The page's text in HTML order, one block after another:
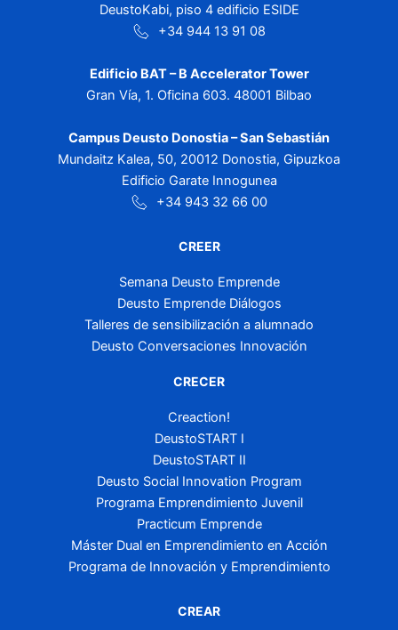
DeustoKabi, piso 4 edificio ESIDE
+34 944 13 91 08
Edificio BAT – B Accelerator Tower
Gran Vía, 1. Oficina 603. 48001 Bilbao
Campus Deusto Donostia – San Sebastián
Mundaitz Kalea, 50, 20012 Donostia, Gipuzkoa
Edificio Garate Innogunea
+34 943 32 66 00
CREER
Semana Deusto Emprende
Deusto Emprende Diálogos
Talleres de sensibilización a alumnado
Deusto Conversaciones Innovación
CRECER
Creaction!
DeustoSTART I
DeustoSTART II
Deusto Social Innovation Program
Programa Emprendimiento Juvenil
Practicum Emprende
Máster Dual en Emprendimiento en Acción
Programa de Innovación y Emprendimiento
CREAR